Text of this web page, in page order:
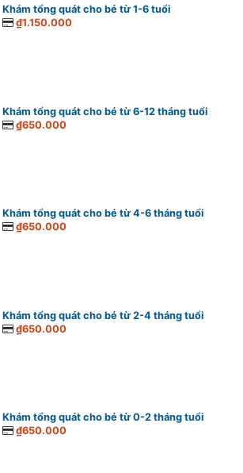
Khám tổng quát cho bé từ 1-6 tuổi
₫1.150.000
Khám tổng quát cho bé từ 6-12 tháng tuổi
₫650.000
Khám tổng quát cho bé từ 4-6 tháng tuổi
₫650.000
Khám tổng quát cho bé từ 2-4 tháng tuổi
₫650.000
Khám tổng quát cho bé từ 0-2 tháng tuổi
₫650.000